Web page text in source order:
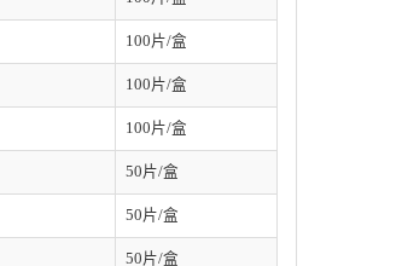
100片/盒
100片/盒
100片/盒
50片/盒
50片/盒
50片/盒